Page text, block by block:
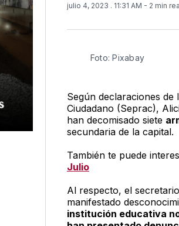
julio 4, 2023 . 11:31 AM - 2 min
Foto: Pixabay
Según declaraciones
Ciudadano (Seprac),
han decomisado siete
secundaria de la capital.
También te puede
Julio
Al respecto, el
manifestado
institución educativa